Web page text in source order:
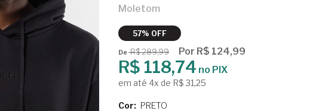
Moletom
57% OFF
DeR$ 289,99 Por R$ 124,99
R$ 118,74 no PIX
em até 4x de R$ 31,25
Cor: PRETO